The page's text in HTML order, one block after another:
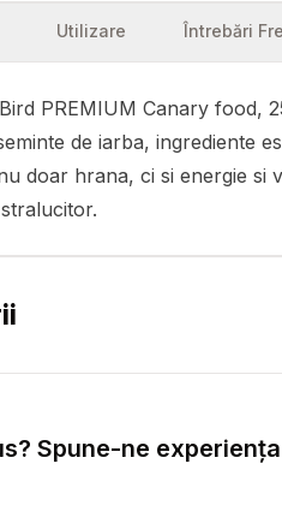
Utilizare Întrebări
PREMIUM Canary food,
de iarba, ingrediente
doar hrana, ci si energie si
Spune-ne